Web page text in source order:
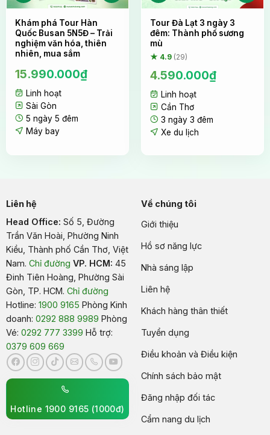
Khám phá Tour Hàn
Quốc Busan 5N5Đ – Trải
nghiệm văn hóa, thiên
nhiên, mua sắm
15.990.000₫
Linh hoạt
Sài Gòn
5 ngày 5 đêm
Máy bay
Tour Đà Lạt 3 ngày 3
đêm: Thành phố sương
mù
★ 4.9 (29)
4.590.000₫
Linh hoạt
Cần Thơ
3 ngày 3 đêm
Xe du lịch
Liên hệ
Head Office: Số 5, Đường
Trần Văn Hoài, Phường Ninh
Kiều, Thành phố Cần Thơ, Việt
Nam. Chỉ đường VP. HCM: 45
Đinh Tiên Hoàng, Phường Sài
Gòn, TP. HCM. Chỉ đường
Hotline: 1900 9165 Phòng Kinh
doanh: 0292 888 9989 Phòng
Vé: 0292 777 3399 Hỗ trợ:
0379 609 669
Hotline 1900 9165 (1000đ)
Về chúng tôi
Giới thiệu
Hồ sơ năng lực
Nhà sáng lập
Liên hệ
Khách hàng thân thiết
Tuyển dụng
Điều khoản và Điều kiện
Chính sách bảo mật
Đăng nhập đối tác
Cẩm nang du lịch